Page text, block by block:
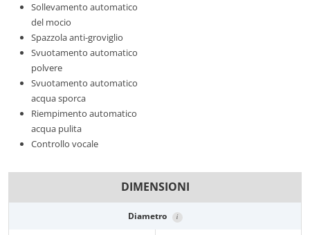
Sollevamento automatico
del mocio
Spazzola anti-groviglio
Svuotamento automatico
polvere
Svuotamento automatico
acqua sporca
Riempimento automatico
acqua pulita
Controllo vocale
DIMENSIONI
Diametro i